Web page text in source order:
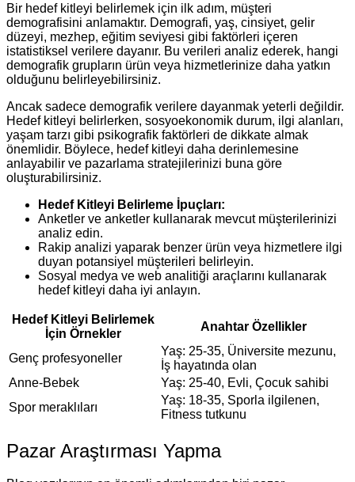
Bir hedef kitleyi belirlemek için ilk adım, müşteri
demografisini anlamaktır. Demografi, yaş, cinsiyet, gelir
düzeyi, mezhep, eğitim seviyesi gibi faktörleri içeren
istatistiksel verilere dayanır. Bu verileri analiz ederek, hangi
demografik grupların ürün veya hizmetlerinize daha yatkın
olduğunu belirleyebilirsiniz.
Ancak sadece demografik verilere dayanmak yeterli değildir.
Hedef kitleyi belirlerken, sosyoekonomik durum, ilgi alanları,
yaşam tarzı gibi psikografik faktörleri de dikkate almak
önemlidir. Böylece, hedef kitleyi daha derinlemesine
anlayabilir ve pazarlama stratejilerinizi buna göre
oluşturabilirsiniz.
Hedef Kitleyi Belirleme İpuçları:
Anketler ve anketler kullanarak mevcut müşterilerinizi
analiz edin.
Rakip analizi yaparak benzer ürün veya hizmetlere ilgi
duyan potansiyel müşterileri belirleyin.
Sosyal medya ve web analitiği araçlarını kullanarak
hedef kitleyi daha iyi anlayın.
Hedef Kitleyi Belirlemek
İçin Örnekler
Anahtar Özellikler
Genç profesyoneller
Yaş: 25-35, Üniversite mezunu,
İş hayatında olan
Anne-Bebek
Yaş: 25-40, Evli, Çocuk sahibi
Spor meraklıları
Yaş: 18-35, Sporla ilgilenen,
Fitness tutkunu
Pazar Araştırması Yapma